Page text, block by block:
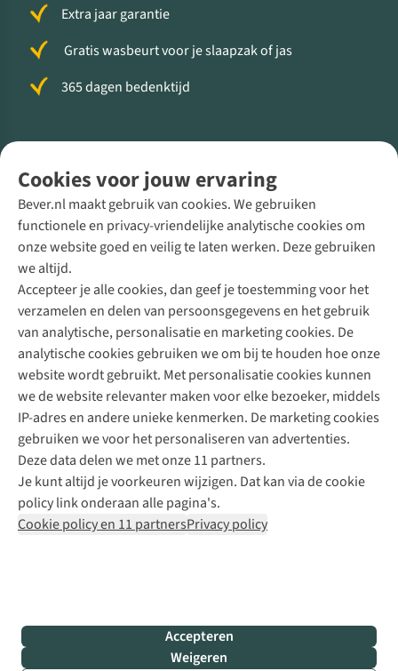
Cookies voor jouw ervaring
Bever.nl maakt gebruik van cookies. We gebruiken
functionele en privacy-vriendelijke analytische cookies om
onze website goed en veilig te laten werken. Deze gebruiken
we altijd.
Accepteer je alle cookies, dan geef je toestemming voor het
verzamelen en delen van persoonsgegevens en het gebruik
van analytische, personalisatie en marketing cookies. De
analytische cookies gebruiken we om bij te houden hoe onze
website wordt gebruikt. Met personalisatie cookies kunnen
we de website relevanter maken voor elke bezoeker, middels
IP-adres en andere unieke kenmerken. De marketing cookies
gebruiken we voor het personaliseren van advertenties.
Deze data delen we met onze 11 partners.
Je kunt altijd je voorkeuren wijzigen. Dat kan via de cookie
policy link onderaan alle pagina's.
Cookie policy en 11 partnersPrivacy policy
Accepteren
Weigeren
Extra jaar garantie
Gratis wasbeurt voor je slaapzak of jas
365 dagen bedenktijd
Direct advies van een Buitenexpert
+31 (0)85 888 50 88
+31 6 12 28 49 80
Contactformulier
Bever
B.V.